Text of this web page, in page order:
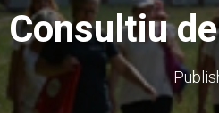
Consultiu